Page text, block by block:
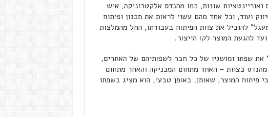
שונות, כמו מהנדס אלקטרוניקה, איש
ועוד, וכל אחד מהם עשוי לראות את תכנון ופיתוח
להוביל את צוות הפיתוח בעבודתו, החל מהמלצות
להגעת המוצר לקו הייצור.
את שפתו ומושגיו של כל חבר לשפותיהם של האחרים,
בצוות – האחד מתחום המכניקה והאחר מתחום
פיתוח המוצר, שאותן, באופן טבעי, הוא מציג בשפתו